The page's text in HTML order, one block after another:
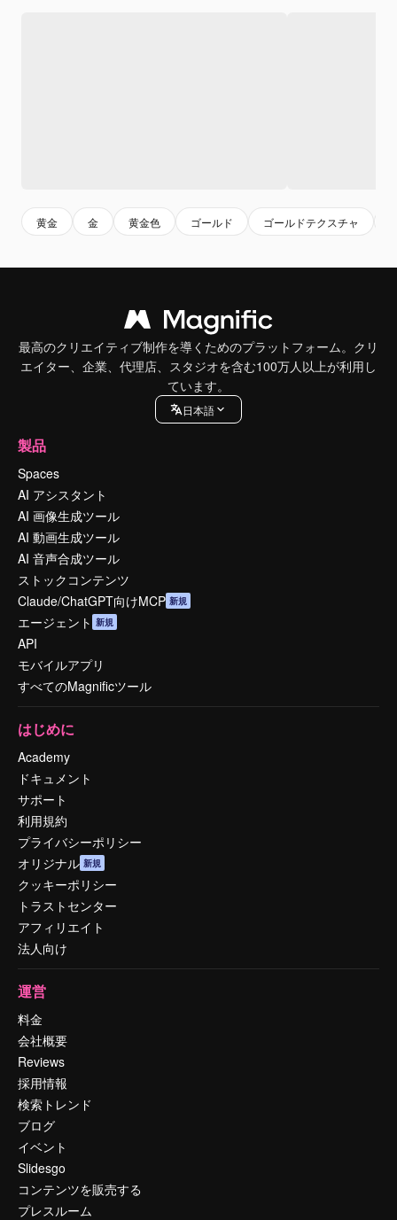
黄金 金 黄金色 ゴールド ゴールドテクスチャ
最高のクリエイティブ制作を導くためのプラットフォーム。クリ
エイター、企業、代理店、スタジオを含む100万人以上が利用し
ています。
日本語
製品
Spaces
AI アシスタント
AI 画像生成ツール
AI 動画生成ツール
AI 音声合成ツール
ストックコンテンツ
Claude/ChatGPT向けMCP 新規
エージェント 新規
API
モバイルアプリ
すべてのMagnificツール
はじめに
Academy
ドキュメント
サポート
利用規約
プライバシーポリシー
オリジナル 新規
クッキーポリシー
トラストセンター
アフィリエイト
法人向け
運営
料金
会社概要
Reviews
採用情報
検索トレンド
ブログ
イベント
Slidesgo
コンテンツを販売する
プレスルーム